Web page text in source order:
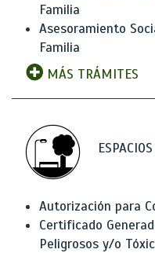
Familia
Asesoramiento
Familia
MÁS TRÁMITES
Autorización para
Certificado
Peligrosos y/o